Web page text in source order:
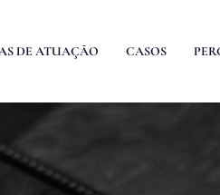
DE ATUAÇÃO CASOS